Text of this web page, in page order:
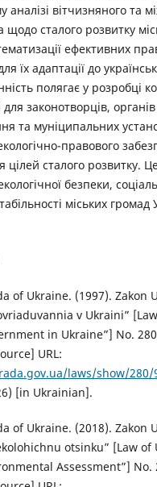
аналізі вітчизняного та
щодо сталого розвитку
ефективних
їх адаптації до
полягає у розробці
законотворців,
та муніципальних
правового
цілей сталого розвитку.
безпеки,
міських громад
of Ukraine. (1997). Zakon
v Ukraini”
in Ukraine”] No.
URL:
laws/show/280/
[in Ukrainian].
of Ukraine. (2018). Zakon
otsinku” [Law of
Assessment”] No.